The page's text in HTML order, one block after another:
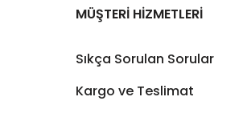
MÜŞTERİ HİZMETLERİ
Sıkça Sorulan Sorular
Kargo ve Teslimat